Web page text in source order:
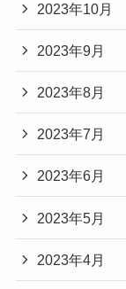
2023年10月
2023年9月
2023年8月
2023年7月
2023年6月
2023年5月
2023年4月